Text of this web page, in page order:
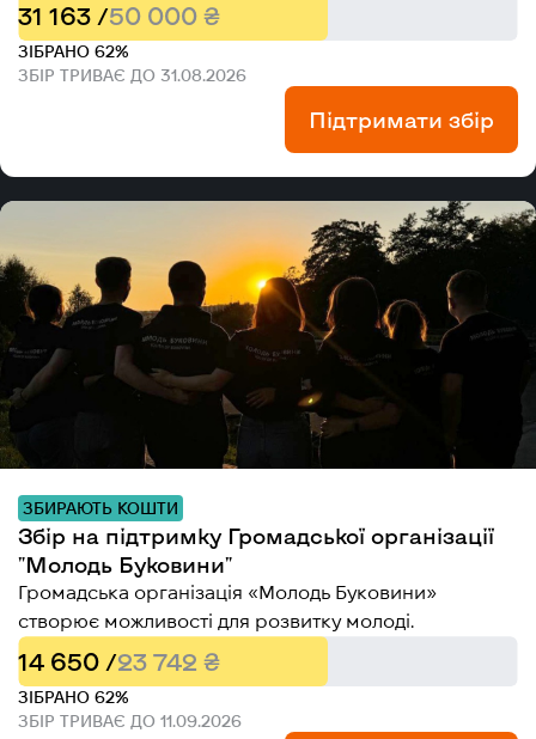
31 163 /50 000 ₴
ЗІБРАНО 62%
ЗБІР ТРИВАЄ ДО 31.08.2026
Підтримати збір
ЗБИРАЮТЬ КОШТИ
Збір на підтримку Громадської організації
"Молодь Буковини"
Громадська організація «Молодь Буковини»
створює можливості для розвитку молоді.
14 650 /23 742 ₴
ЗІБРАНО 62%
ЗБІР ТРИВАЄ ДО 11.09.2026